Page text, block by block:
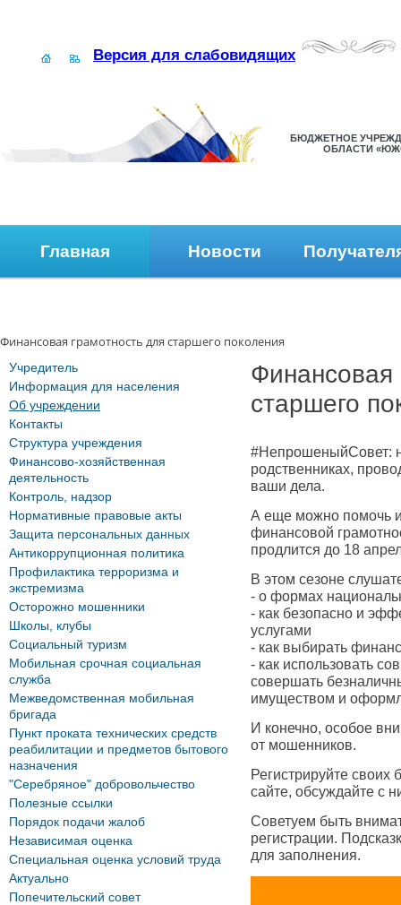
Версия для слабовидящих
БЮДЖЕТНОЕ
ОБЛАСТИ
Главная Новости
Финансовая грамотность для старшего поколения
Финансовая
старшего
#НепрошеныйСовет:
родственниках,
ваши дела.
А еще можно помочь
финансовой
продлится до 18
В этом сезоне
- о формах
- как безопасно и
услугами
- как выбирать
- как использовать
совершать
имуществом и
И конечно, особое
от мошенников.
Регистрируйте
сайте, обсуждайте с
Советуем быть
регистрации.
для заполнения.
Учредитель
Информация для населения
Об учреждении
Контакты
Структура учреждения
Финансово-хозяйственная
деятельность
Контроль, надзор
Нормативные правовые акты
Защита персональных данных
Антикоррупционная политика
Профилактика терроризма и
экстремизма
Осторожно мошенники
Школы, клубы
Социальный туризм
Мобильная срочная социальная
служба
Межведомственная мобильная
бригада
Пункт проката технических средств
реабилитации и предметов бытового
назначения
"Серебряное" добровольчество
Полезные ссылки
Порядок подачи жалоб
Независимая оценка
Специальная оценка условий труда
Актуально
Попечительский совет